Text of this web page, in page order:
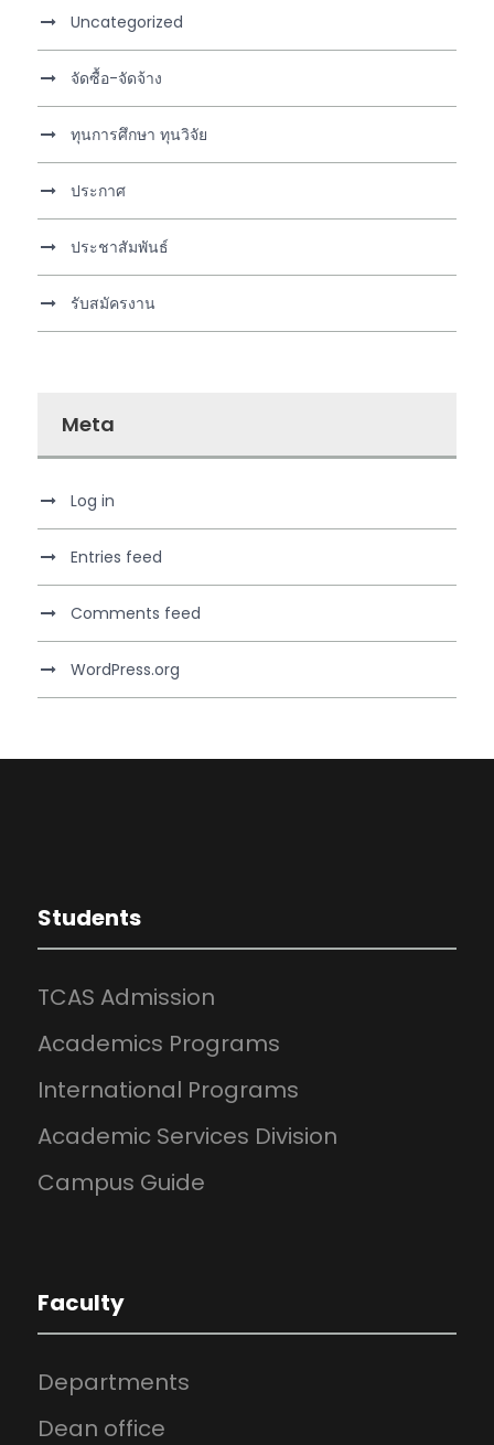
Uncategorized
จัดซื้อ-จัดจ้าง
ทุนการศึกษา ทุนวิจัย
ประกาศ
ประชาสัมพันธ์
รับสมัครงาน
Meta
Log in
Entries feed
Comments feed
WordPress.org
Students
TCAS Admission
Academics Programs
International Programs
Academic Services Division
Campus Guide
Faculty
Departments
Dean office